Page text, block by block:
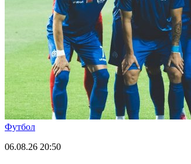
Футбол
06.08.26 20:50